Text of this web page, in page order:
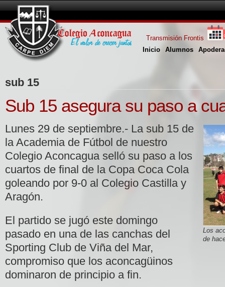
Inicio Alumnos
Transmisión Frontis
sub 15
Sub 15 asegura su paso a
Los
de
Lunes 29 de septiembre.- La sub 15 de
la Academia de Fútbol de nuestro
Colegio Aconcagua selló su paso a los
cuartos de final de la Copa Coca Cola
goleando por 9-0 al Colegio Castilla y
Aragón.
El partido se jugó este domingo
pasado en una de las canchas del
Sporting Club de Viña del Mar,
compromiso que los aconcagüinos
dominaron de principio a fin.